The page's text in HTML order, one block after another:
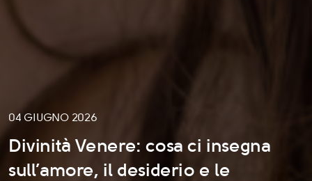
04 GIUGNO 2026
Divinità Venere: cosa ci insegna
sull’amore, il desiderio e le